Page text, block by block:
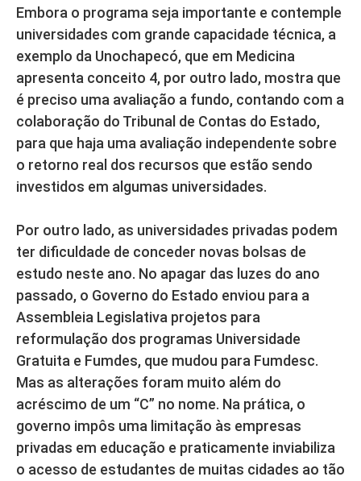
Embora o programa seja importante e contemple
universidades com grande capacidade técnica, a
exemplo da Unochapecó, que em Medicina
apresenta conceito 4, por outro lado, mostra que
é preciso uma avaliação a fundo, contando com a
colaboração do Tribunal de Contas do Estado,
para que haja uma avaliação independente sobre
o retorno real dos recursos que estão sendo
investidos em algumas universidades.
Por outro lado, as universidades privadas podem
ter dificuldade de conceder novas bolsas de
estudo neste ano. No apagar das luzes do ano
passado, o Governo do Estado enviou para a
Assembleia Legislativa projetos para
reformulação dos programas Universidade
Gratuita e Fumdes, que mudou para Fumdesc.
Mas as alterações foram muito além do
acréscimo de um “C” no nome. Na prática, o
governo impôs uma limitação às empresas
privadas em educação e praticamente inviabiliza
o acesso de estudantes de muitas cidades ao tão